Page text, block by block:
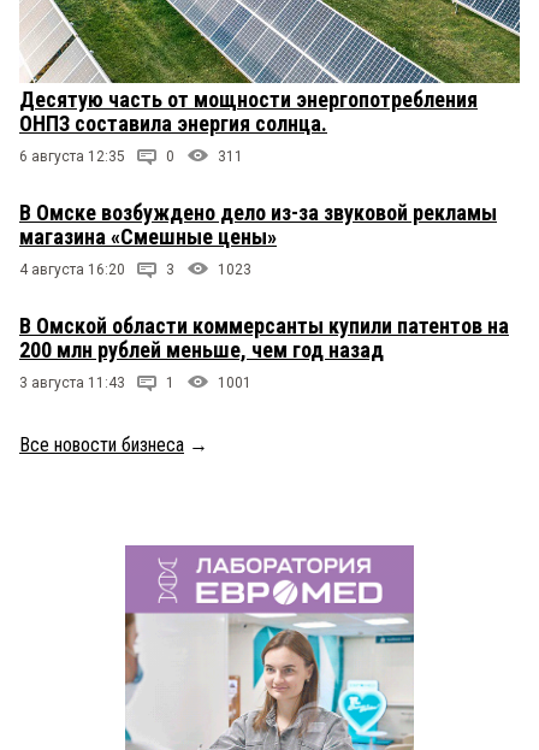
Десятую часть от мощности энергопотребления
ОНПЗ составила энергия солнца.
6 августа 12:35 0 311
В Омске возбуждено дело из-за звуковой рекламы
магазина «Смешные цены»
4 августа 16:20 3 1023
В Омской области коммерсанты купили патентов на
200 млн рублей меньше, чем год назад
3 августа 11:43 1 1001
Все новости бизнеса →